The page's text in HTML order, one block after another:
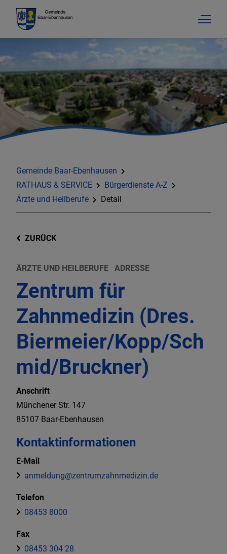
Gemeinde Baar-Ebenhausen
RATHAUS & SERVICE
Bürgerdienste A-Z
Ärzte und Heilberufe
Detail
ZURÜCK
ÄRZTE UND HEILBERUFE ADRESSE
Zentrum für
Zahnmedizin (Dres.
Biermeier/Kopp/Sch
mid/Bruckner)
Anschrift
Münchener Str. 147
85107 Baar-Ebenhausen
Kontaktinformationen
E-Mail
anmeldung@zentrumzahnmedizin.de
Telefon
08453 8000
Fax
08453 304 28